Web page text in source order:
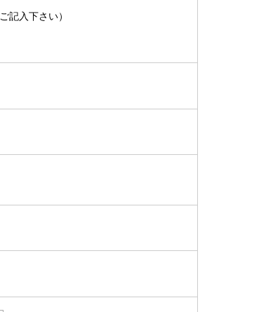
記入下さい）